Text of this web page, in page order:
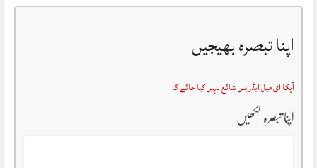
اپنا تبصرہ بھیجیں
آپکا ای میل ایڈریس شائع نہیں کیا جائے گا
اپنا تبصرہ لکھیں